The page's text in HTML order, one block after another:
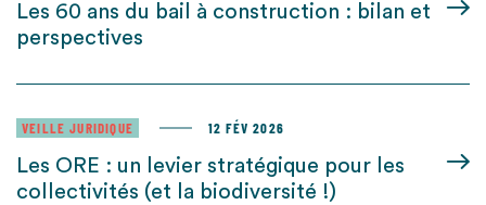
Les 60 ans du bail à construction : bilan et
perspectives
VEILLE JURIDIQUE 12 FÉV 2026
Les ORE : un levier stratégique pour les
collectivités (et la biodiversité !)